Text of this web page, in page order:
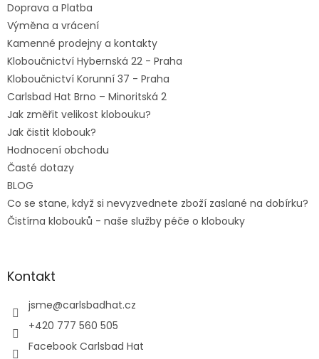
Doprava a Platba
Výměna a vrácení
Kamenné prodejny a kontakty
Kloboučnictví Hybernská 22 - Praha
Kloboučnictví Korunní 37 - Praha
Carlsbad Hat Brno – Minoritská 2
Jak změřit velikost klobouku?
Jak čistit klobouk?
Hodnocení obchodu
Časté dotazy
BLOG
Co se stane, když si nevyzvednete zboží zaslané na dobírku?
Čistírna klobouků - naše služby péče o klobouky
Kontakt
jsme@carlsbadhat.cz
+420 777 560 505
Facebook Carlsbad Hat